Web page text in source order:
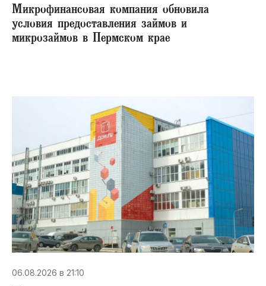
Микрофинансовая компания обновила
условия предоставления займов и
микрозаймов в Пермском крае
06.08.2026 в 21:10